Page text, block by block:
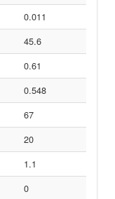
0.011
45.6
0.61
0.548
67
20
1.1
0